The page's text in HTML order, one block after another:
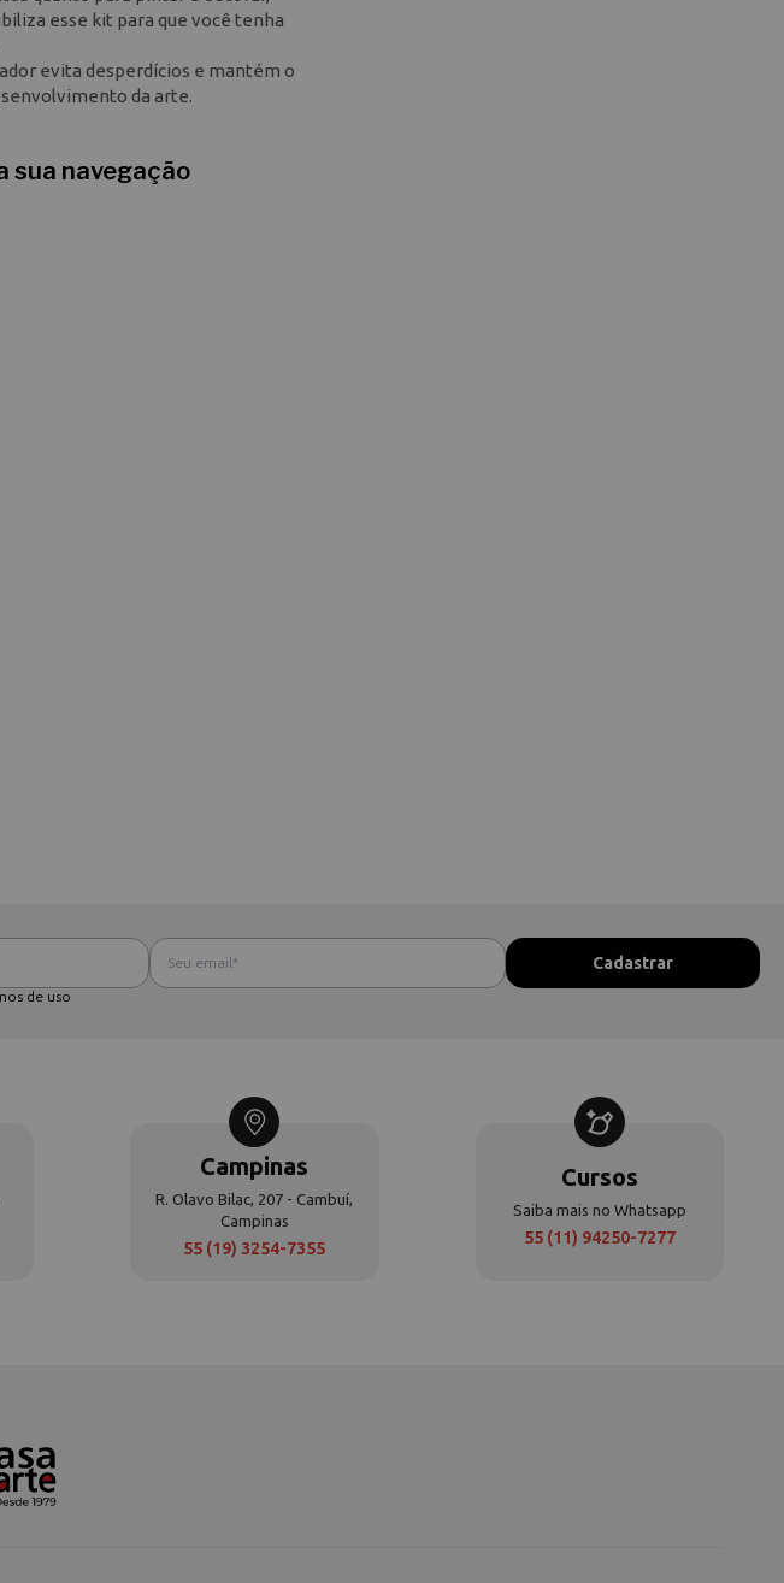
esse kit para que você tenha
evita desperdícios e mantém o
da arte.
sua navegação
de uso
Campinas
R. Olavo Bilac, 207 - Cambuí,
Campinas
55 (19) 3254-7355
Cursos
Saiba mais no Whatsapp
55 (11) 94250-7277